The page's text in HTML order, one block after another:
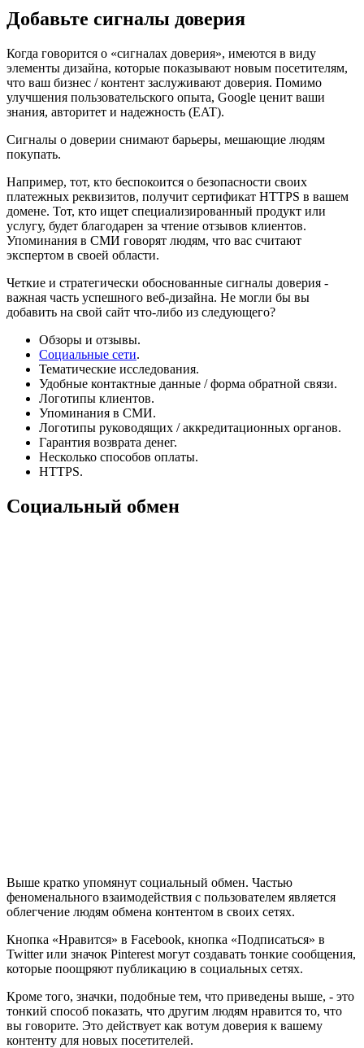
Добавьте сигналы доверия
Когда говорится о «сигналах доверия», имеются в виду
элементы дизайна, которые показывают новым посетителям,
что ваш бизнес / контент заслуживают доверия. Помимо
улучшения пользовательского опыта, Google ценит ваши
знания, авторитет и надежность (EAT).
Сигналы о доверии снимают барьеры, мешающие людям
покупать.
Например, тот, кто беспокоится о безопасности своих
платежных реквизитов, получит сертификат HTTPS в вашем
домене. Тот, кто ищет специализированный продукт или
услугу, будет благодарен за чтение отзывов клиентов.
Упоминания в СМИ говорят людям, что вас считают
экспертом в своей области.
Четкие и стратегически обоснованные сигналы доверия -
важная часть успешного веб-дизайна. Не могли бы вы
добавить на свой сайт что-либо из следующего?
Обзоры и отзывы.
Социальные сети.
Тематические исследования.
Удобные контактные данные / форма обратной связи.
Логотипы клиентов.
Упоминания в СМИ.
Логотипы руководящих / аккредитационных органов.
Гарантия возврата денег.
Несколько способов оплаты.
HTTPS.
Социальный обмен
Выше кратко упомянут социальный обмен. Частью
феноменального взаимодействия с пользователем является
облегчение людям обмена контентом в своих сетях.
Кнопка «Нравится» в Facebook, кнопка «Подписаться» в
Twitter или значок Pinterest могут создавать тонкие сообщения,
которые поощряют публикацию в социальных сетях.
Кроме того, значки, подобные тем, что приведены выше, - это
тонкий способ показать, что другим людям нравится то, что
вы говорите. Это действует как вотум доверия к вашему
контенту для новых посетителей.